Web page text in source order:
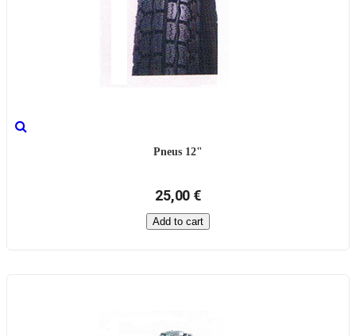
Pneus 12"
25,00 €
Add to cart